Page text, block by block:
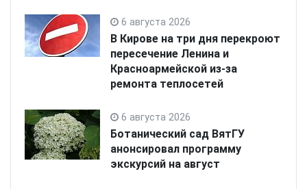
6 августа 2026
В Кирове на три дня перекроют
пересечение Ленина и
Красноармейской из-за
ремонта теплосетей
6 августа 2026
Ботанический сад ВятГУ
анонсировал программу
экскурсий на август